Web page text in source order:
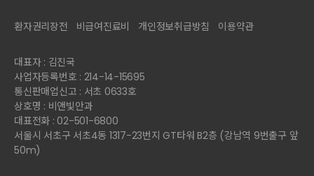
환자권리장전 비급여진료비 개인정보취급방침 이용약관
대표자 : 김진국
사업자등록번호 : 214-14-15695
통신판매업신고 : 서초 0633호
상호명 : 비앤빛안과
대표전화 : 02-501-6800
서울시 서초구 서초4동 1317-23번지 GT타워 B2층 (강남역 9번출구 앞
50m)